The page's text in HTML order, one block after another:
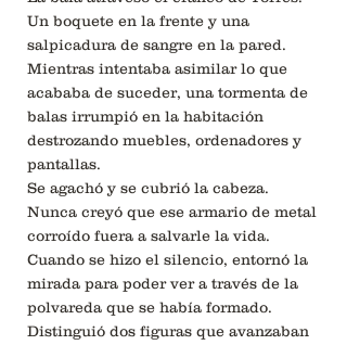
Un boquete en la frente y una
salpicadura de sangre en la pared.
Mientras intentaba asimilar lo que
acababa de suceder, una tormenta de
balas irrumpió en la habitación
destrozando muebles, ordenadores y
pantallas.
Se agachó y se cubrió la cabeza.
Nunca creyó que ese armario de metal
corroído fuera a salvarle la vida.
Cuando se hizo el silencio, entornó la
mirada para poder ver a través de la
polvareda que se había formado.
Distinguió dos figuras que avanzaban